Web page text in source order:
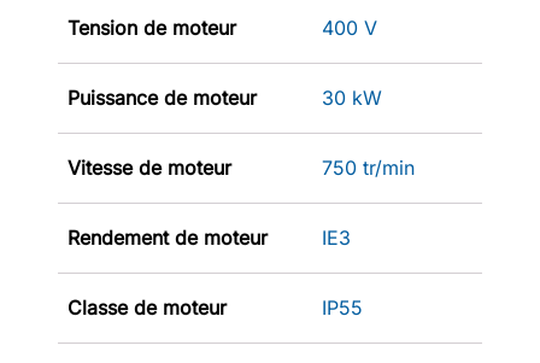
Tension de moteur 400 V
Puissance de moteur 30 kW
Vitesse de moteur 750 tr/min
Rendement de moteur IE3
Classe de moteur IP55